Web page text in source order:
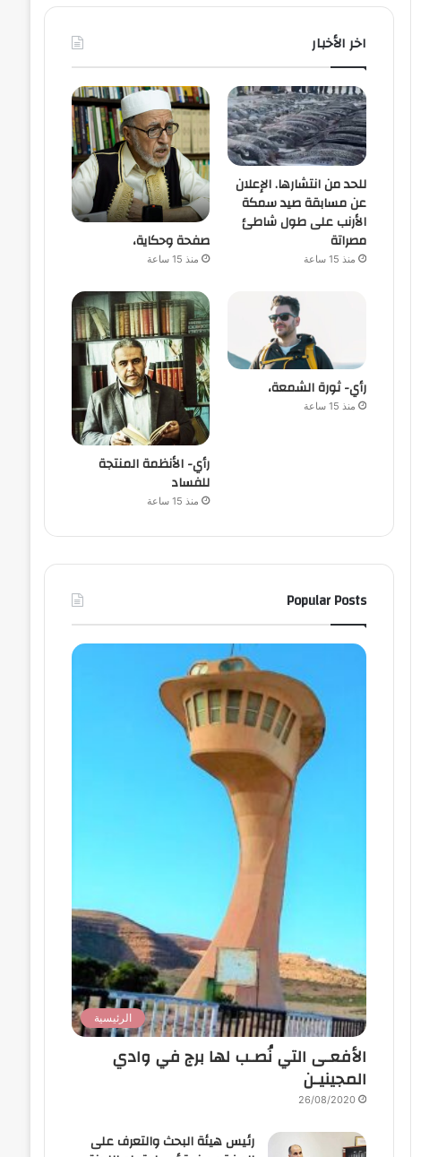
اخر الأخبار
للحد من انتشارها. الإعلان
عن مسابقة صيد سمكة
الأرنب على طول شاطئ
مصراتة
منذ 15 ساعة
صفحة وحكاية،
منذ 15 ساعة
رأي- ثورة الشمعة،
منذ 15 ساعة
رأي- الأنظمة المنتجة
للفساد
منذ 15 ساعة
Popular Posts
الرئيسية
الأفعـى التي نُصـب لها برج في وادي
المجينيـن
26/08/2020
رئيس هيئة البحث والتعرف على